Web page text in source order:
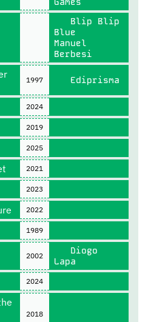
Blip Blip
Blue
Manuel
Berbesi
1997 Ediprisma
2024
2019
2025
2021
2023
2022
1989
2002
Diogo
Lapa
2024
2018